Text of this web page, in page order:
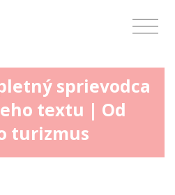
sprievodca
textu | Od
turizmus